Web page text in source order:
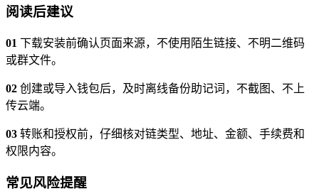
阅读后建议
01 下载安装前确认页面来源，不使用陌生链接、不明二维码
或群文件。
02 创建或导入钱包后，及时离线备份助记词，不截图、不上
传云端。
03 转账和授权前，仔细核对链类型、地址、金额、手续费和
权限内容。
常见风险提醒